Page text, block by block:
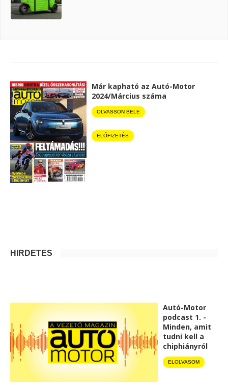
Már kapható az Autó-Motor
2024/Március száma
OLVASSON BELE
ELŐFIZETÉS
HIRDETÉS
Autó-Motor
podcast 1. -
Minden, amit
tudni kell a
chiphiányról
ELOLVASOM